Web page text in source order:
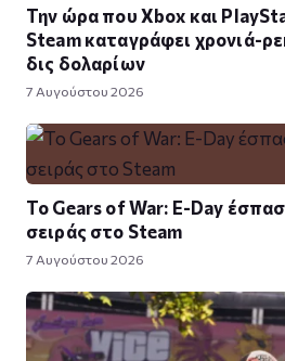
Την ώρα που Xbox και
Steam καταγράφει χρονιά-
δις δολαρίων
7 Αυγούστου 2026
Το Gears of War: E-Day
σειράς στο Steam
7 Αυγούστου 2026